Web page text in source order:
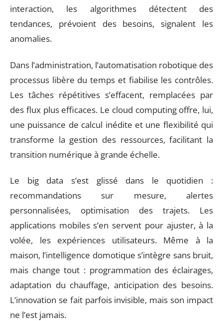
interaction, les algorithmes détectent des
tendances, prévoient des besoins, signalent les
anomalies.
Dans l’administration, l’automatisation robotique des
processus libère du temps et fiabilise les contrôles.
Les tâches répétitives s’effacent, remplacées par
des flux plus efficaces. Le cloud computing offre, lui,
une puissance de calcul inédite et une flexibilité qui
transforme la gestion des ressources, facilitant la
transition numérique à grande échelle.
Le big data s’est glissé dans le quotidien :
recommandations sur mesure, alertes
personnalisées, optimisation des trajets. Les
applications mobiles s’en servent pour ajuster, à la
volée, les expériences utilisateurs. Même à la
maison, l’intelligence domotique s’intègre sans bruit,
mais change tout : programmation des éclairages,
adaptation du chauffage, anticipation des besoins.
L’innovation se fait parfois invisible, mais son impact
ne l’est jamais.